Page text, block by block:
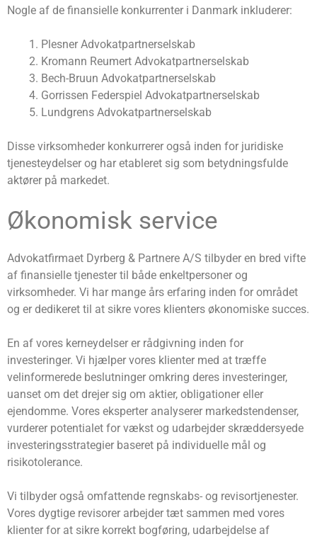
Nogle af de finansielle konkurrenter i Danmark inkluderer:
Plesner Advokatpartnerselskab
Kromann Reumert Advokatpartnerselskab
Bech-Bruun Advokatpartnerselskab
Gorrissen Federspiel Advokatpartnerselskab
Lundgrens Advokatpartnerselskab
Disse virksomheder konkurrerer også inden for juridiske
tjenesteydelser og har etableret sig som betydningsfulde
aktører på markedet.
Økonomisk service
Advokatfirmaet Dyrberg & Partnere A/S tilbyder en bred vifte
af finansielle tjenester til både enkeltpersoner og
virksomheder. Vi har mange års erfaring inden for området
og er dedikeret til at sikre vores klienters økonomiske succes.
En af vores kerneydelser er rådgivning inden for
investeringer. Vi hjælper vores klienter med at træffe
velinformerede beslutninger omkring deres investeringer,
uanset om det drejer sig om aktier, obligationer eller
ejendomme. Vores eksperter analyserer markedstendenser,
vurderer potentialet for vækst og udarbejder skræddersyede
investeringsstrategier baseret på individuelle mål og
risikotolerance.
Vi tilbyder også omfattende regnskabs- og revisortjenester.
Vores dygtige revisorer arbejder tæt sammen med vores
klienter for at sikre korrekt bogføring, udarbejdelse af